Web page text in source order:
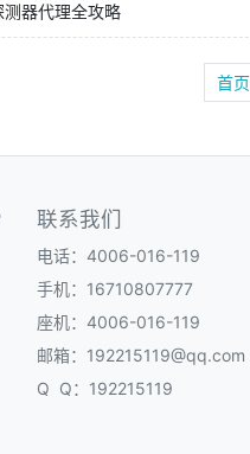
器代理全攻略
首页
联系我们
电话：4006-016-119
手机：16710807777
座机：4006-016-119
邮箱：192215119@qq.com
Q Q：192215119